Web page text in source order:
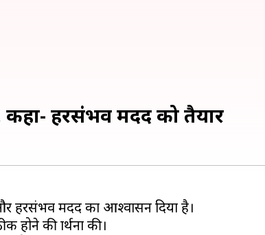
कहा- हरसंभव मदद को तैयार
हरसंभव मदद का आश्वासन दिया है।
की प्रार्थना की।